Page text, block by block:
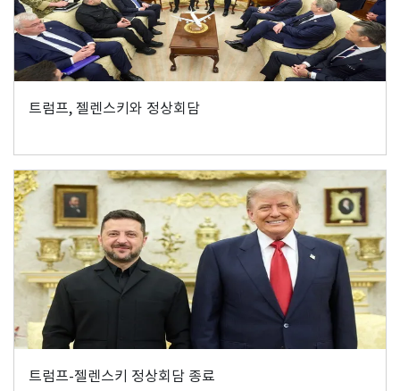
트럼프, 젤렌스키와 정상회담
트럼프-젤렌스키 정상회담 종료